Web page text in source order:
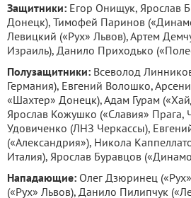
Защитники: Егор Онищук, Ярослав
Донецк), Тимофей Паринов
Левицкий («Рух» Львов), Артем
Израиль), Данило Приходько
Полузащитники: Всеволод
Германия), Евгений Волошко,
«Шахтер» Донецк), Адам Гурам
Ярослав Кожушко («Славия» Прага,
Удовиченко (ЛНЗ Черкассы),
(«Александрия»), Никола
Италия), Ярослав Буравцов
Нападающие: Олег Дзюринец
(«Рух» Львов), Данило Пилипчук